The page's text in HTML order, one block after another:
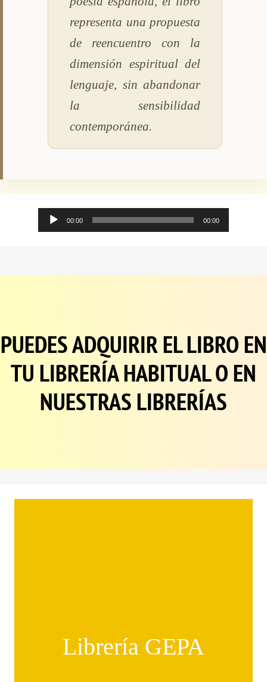
representa una propuesta
de reencuentro con la
dimensión espiritual del
lenguaje, sin abandonar
la sensibilidad
contemporánea.
Audio
Player
00:00 00:00
PUEDES ADQUIRIR EL LIBRO EN
TU LIBRERÍA HABITUAL O EN
NUESTRAS LIBRERÍAS
Librería GEPA